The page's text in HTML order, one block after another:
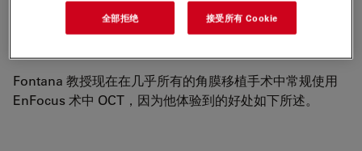
眼科主任，他是徕卡显微系统公司 EnFocus 术中光学相干
断层扫描的早期使用者。这项技术使医生能够看到表面下的
Fontana 教授现在在几乎所有的角膜移植手术中常规使用
EnFocus 术中 OCT，因为他体验到的好处如下所述。
全部拒绝 接受所有 Cookie